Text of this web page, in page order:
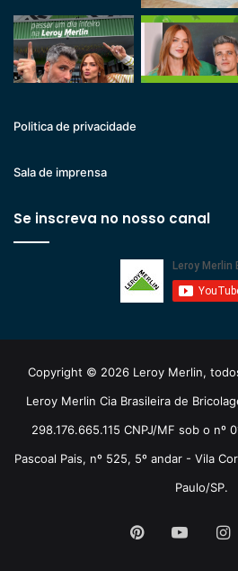
Politica de privacidade
Sala de imprensa
Se inscreva no nosso canal
Copyright © 2026 Leroy Merlin,
Leroy Merlin Cia Brasileira de
298.176.665.115 CNPJ/MF sob o nº
Pascoal Pais, nº 525, 5º andar - Vila
Paulo/SP.
Pinterest